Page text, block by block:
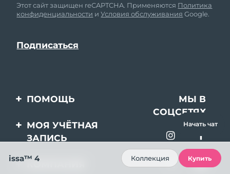
Этот сайт защищен reCAPTCHA. Применяются Политика
конфиденциальности иУсловия обслуживания Google.
ПОМОЩЬ
Свяжитесь с нами
Заказ и доставка
Гарантия и возврат
МЫ В
СОЦСЕТЯХ
МОЯ УЧЁТНАЯ
ЗАПИСЬ
Регистрация продукта
КОМПАНИЯ
Начать чат
issa™ 4 Коллекция Купить